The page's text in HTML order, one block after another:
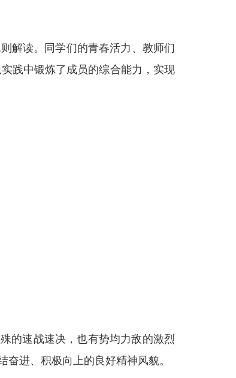
解读。同学们的青春活力、教师们
践中锻炼了成员的综合能力，实现
的速战速决，也有势均力敌的激烈
进、积极向上的良好精神风貌。